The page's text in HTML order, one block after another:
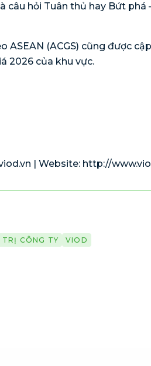
câu hỏi Tuân thủ hay Bứt phá
ASEAN (ACGS) cũng được
2026 của khu vực.
| Website: http://
TRỊ CÔNG TY VIOD